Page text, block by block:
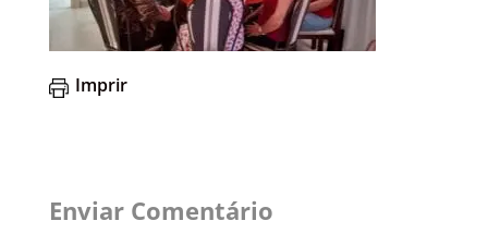
Imprir
Enviar Comentário